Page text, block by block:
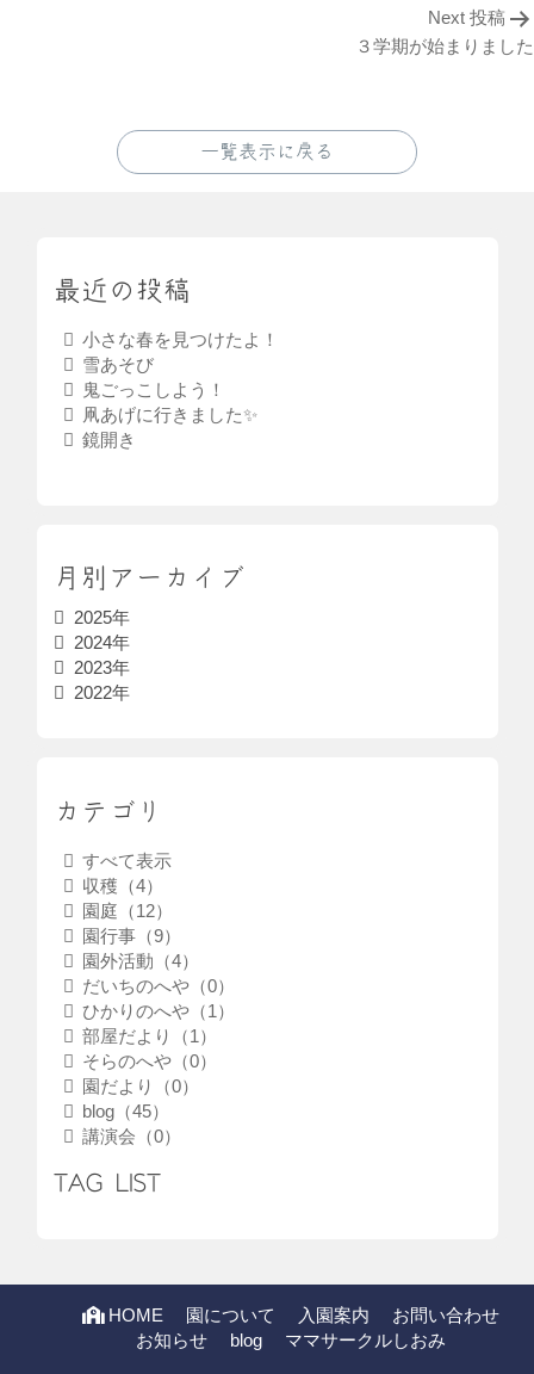
Next 投稿
３学期が始まりました
一覧表示に戻る
最近の投稿
小さな春を見つけたよ！
雪あそび
鬼ごっこしよう！
凧あげに行きました✨
鏡開き
月別アーカイブ
2025年
2024年
2023年
2022年
カテゴリ
すべて表示
収穫（4）
園庭（12）
園行事（9）
園外活動（4）
だいちのへや（0）
ひかりのへや（1）
部屋だより（1）
そらのへや（0）
園だより（0）
blog（45）
講演会（0）
TAG LIST
HOME 園について 入園案内
お問い合わせ
お知らせ
blog ママサークルしおみ